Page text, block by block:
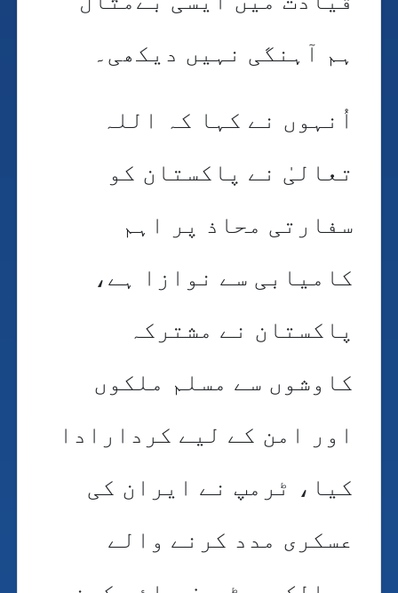
ہم آہنگی نہیں دیکھی۔
اُنہوں نے کہا کہ اللہ
تعالیٰ نے پاکستان کو
سفارتی محاذ پر اہم
کامیابی سے نوازا ہے،
پاکستان نے مشترکہ
کاوشوں سے مسلم ملکوں
اور امن کے لیے کردارادا
کیا، ٹرمپ نے ایران کی
عسکری مدد کرنے والے